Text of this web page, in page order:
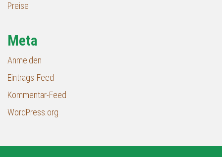
Preise
Meta
Anmelden
Eintrags-Feed
Kommentar-Feed
WordPress.org